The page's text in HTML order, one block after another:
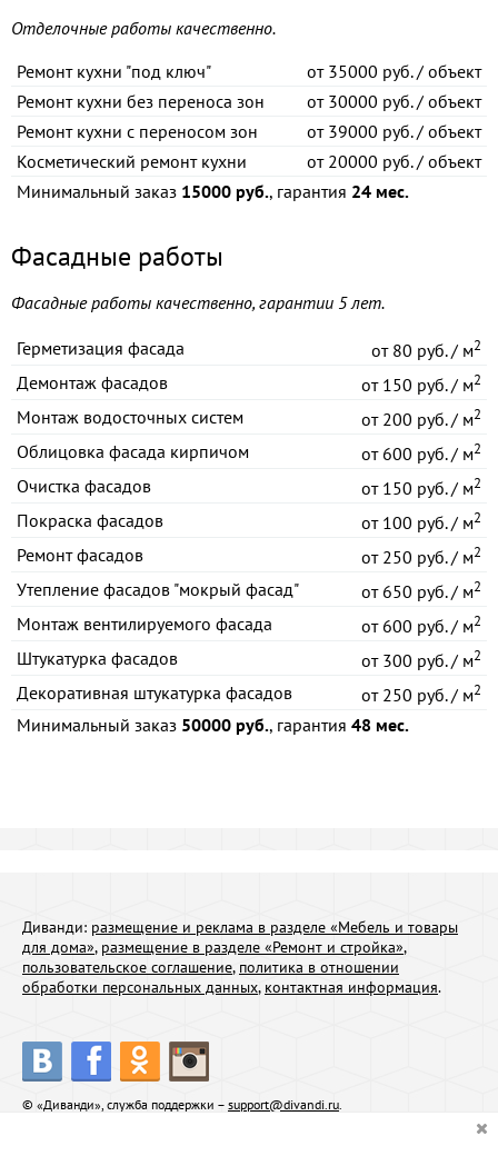
Отделочные работы качественно.
Ремонт кухни "под ключ"
от35000 руб. / объект
Ремонт кухни без переноса зон
от30000 руб. / объект
Ремонт кухни с переносом зон
от39000 руб. / объект
Косметический ремонт кухни
от20000 руб. / объект
Минимальный заказ 15000 руб., гарантия 24 мес.
Фасадные работы
Фасадные работы качественно, гарантии 5 лет.
Герметизация фасада от80 руб. / м2
Демонтаж фасадов от150 руб. / м2
Монтаж водосточных систем от200 руб. / м2
Облицовка фасада кирпичом от600 руб. / м2
Очистка фасадов от150 руб. / м2
Покраска фасадов от100 руб. / м2
Ремонт фасадов от250 руб. / м2
Утепление фасадов "мокрый фасад" от650 руб. / м2
Монтаж вентилируемого фасада от600 руб. / м2
Штукатурка фасадов от300 руб. / м2
Декоративная штукатурка фасадов от250 руб. / м2
Минимальный заказ 50000 руб., гарантия 48 мес.
Диванди: размещение и реклама в разделе «Мебель и товары
для дома», размещение в разделе «Ремонт и стройка»,
пользовательское соглашение, политика в отношении
обработки персональных данных, контактная информация.
© «Диванди», служба поддержки – support@divandi.ru.